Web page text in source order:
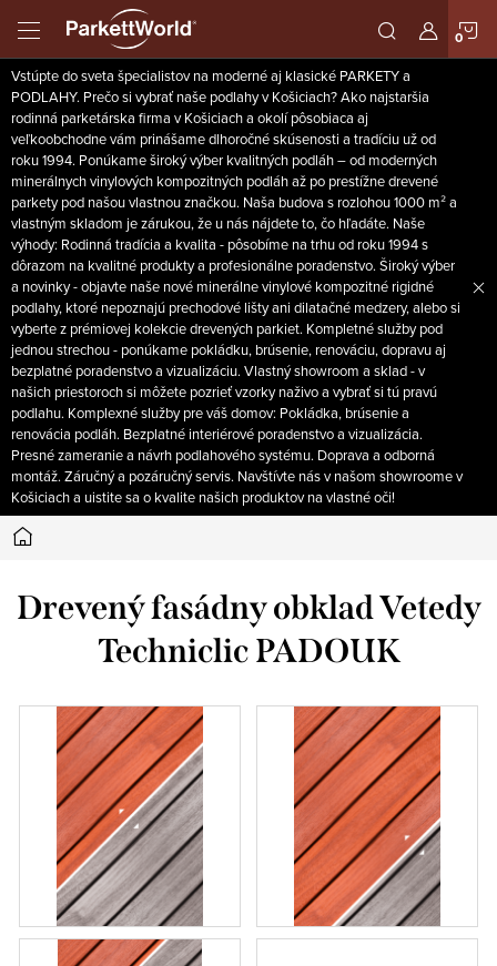
obsah
Vstúpte do sveta špecialistov na moderné aj klasické PARKETY a
PODLAHY. Prečo si vybrať naše podlahy v Košiciach? Ako najstaršia
rodinná parketárska firma v Košiciach a okolí pôsobiaca aj
veľkoobchodne vám prinášame dlhoročné skúsenosti a tradíciu už od
roku 1994. Ponúkame široký výber kvalitných podláh – od moderných
minerálnych vinylových kompozitných podláh až po prestížne drevené
parkety pod našou vlastnou značkou. Naša budova s rozlohou 1000 m² a
vlastným skladom je zárukou, že u nás nájdete to, čo hľadáte. Naše
výhody: Rodinná tradícia a kvalita - pôsobíme na trhu od roku 1994 s
dôrazom na kvalitné produkty a profesionálne poradenstvo. Široký výber
a novinky - objavte naše nové minerálne vinylové kompozitné rigidné
podlahy, ktoré nepoznajú prechodové lišty ani dilatačné medzery, alebo si
vyberte z prémiovej kolekcie drevených parkiet. Kompletné služby pod
jednou strechou - ponúkame pokládku, brúsenie, renováciu, dopravu aj
bezplatné poradenstvo a vizualizáciu. Vlastný showroom a sklad - v
našich priestoroch si môžete pozrieť vzorky naživo a vybrať si tú pravú
podlahu. Komplexné služby pre váš domov: Pokládka, brúsenie a
renovácia podláh. Bezplatné interiérové poradenstvo a vizualizácia.
Presné zameranie a návrh podlahového systému. Doprava a odborná
montáž. Záručný a pozáručný servis. Navštívte nás v našom showroome v
Košiciach a uistite sa o kvalite našich produktov na vlastné oči!
Domov
Drevený fasádny obklad Vetedy
Techniclic PADOUK